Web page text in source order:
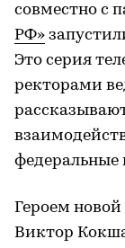
совместно с
РФ»
Это серия
ректорами
федеральные
Героем
Виктор